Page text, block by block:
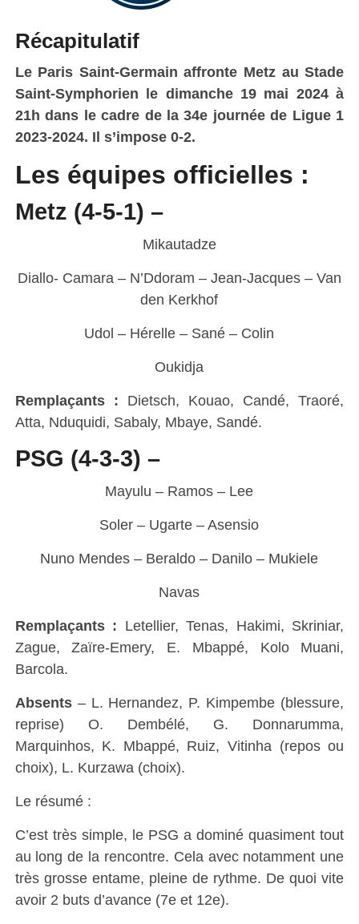
Récapitulatif
Le Paris Saint-Germain affronte Metz au Stade
Saint-Symphorien le dimanche 19 mai 2024 à
21h dans le cadre de la 34e journée de Ligue 1
2023-2024. Il s’impose 0-2.
Les équipes officielles :
Metz (4-5-1) –
Mikautadze
Diallo- Camara – N’Ddoram – Jean-Jacques – Van
den Kerkhof
Udol – Hérelle – Sané – Colin
Oukidja
Remplaçants : Dietsch, Kouao, Candé, Traoré,
Atta, Nduquidi, Sabaly, Mbaye, Sandé.
PSG (4-3-3) –
Mayulu – Ramos – Lee
Soler – Ugarte – Asensio
Nuno Mendes – Beraldo – Danilo – Mukiele
Navas
Remplaçants : Letellier, Tenas, Hakimi, Skriniar,
Zague, Zaïre-Emery, E. Mbappé, Kolo Muani,
Barcola.
Absents– L. Hernandez, P. Kimpembe (blessure,
reprise) O. Dembélé, G. Donnarumma,
Marquinhos, K. Mbappé, Ruiz, Vitinha (repos ou
choix), L. Kurzawa (choix).
Le résumé :
C’est très simple, le PSG a dominé quasiment tout
au long de la rencontre. Cela avec notamment une
très grosse entame, pleine de rythme. De quoi vite
avoir 2 buts d’avance (7e et 12e).